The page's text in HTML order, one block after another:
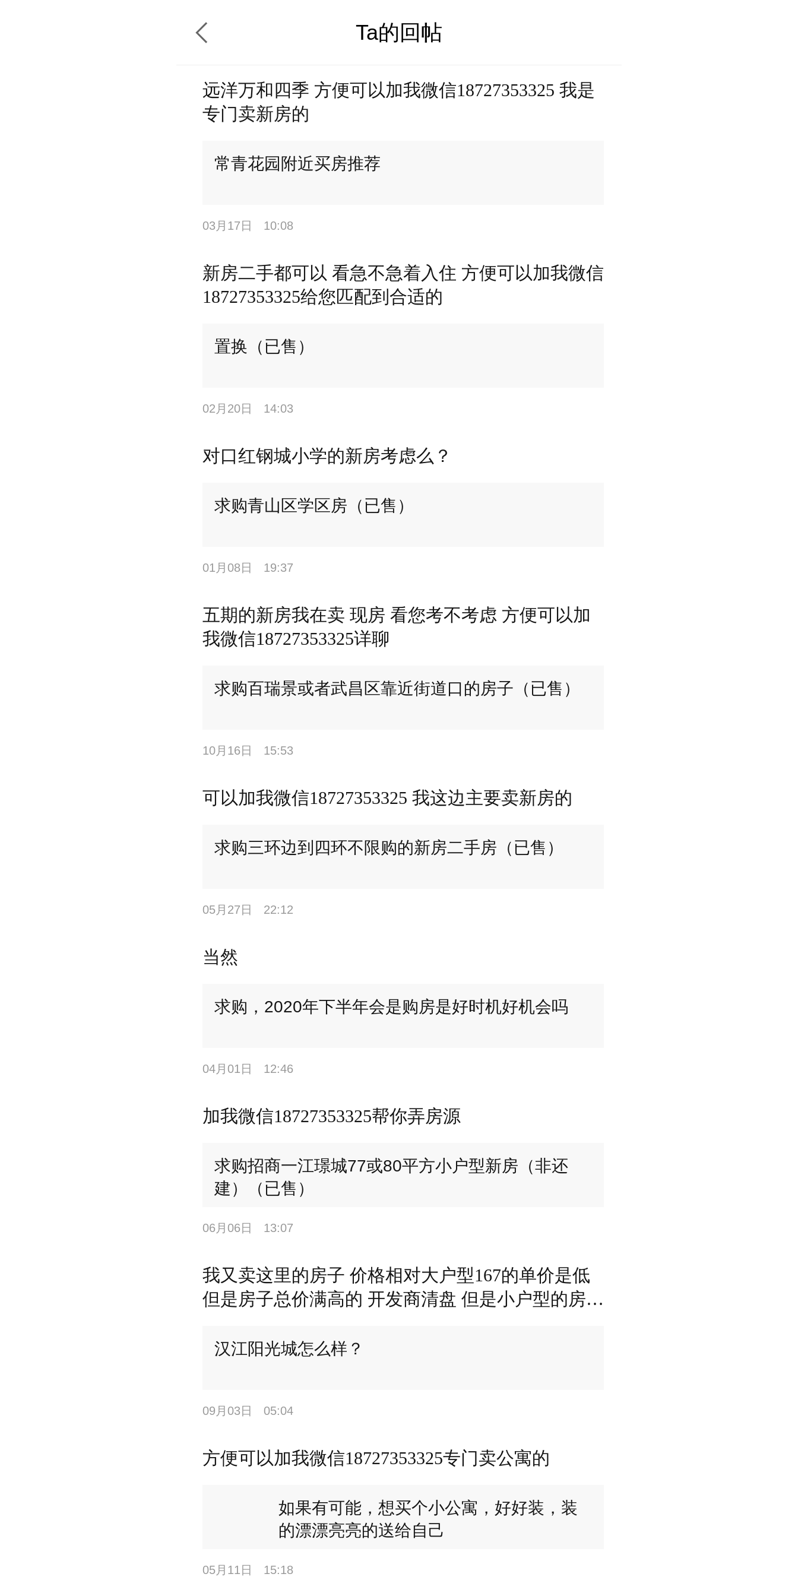
Ta的回帖
远洋万和四季 方便可以加我微信18727353325 我是
专门卖新房的
常青花园附近买房推荐
03月17日 10:08
新房二手都可以 看急不急着入住 方便可以加我微信
18727353325给您匹配到合适的
置换（已售）
02月20日 14:03
对口红钢城小学的新房考虑么？
求购青山区学区房（已售）
01月08日 19:37
五期的新房我在卖 现房 看您考不考虑 方便可以加
我微信18727353325详聊
求购百瑞景或者武昌区靠近街道口的房子（已售）
10月16日 15:53
可以加我微信18727353325 我这边主要卖新房的
求购三环边到四环不限购的新房二手房（已售）
05月27日 22:12
当然
求购，2020年下半年会是购房是好时机好机会吗
04月01日 12:46
加我微信18727353325帮你弄房源
求购招商一江璟城77或80平方小户型新房（非还
建）（已售）
06月06日 13:07
我又卖这里的房子 价格相对大户型167的单价是低
但是房子总价满高的 开发商清盘 但是小户型的房子
汉江阳光城怎么样？
09月03日 05:04
方便可以加我微信18727353325专门卖公寓的
如果有可能，想买个小公寓，好好装，装
的漂漂亮亮的送给自己
05月11日 15:18